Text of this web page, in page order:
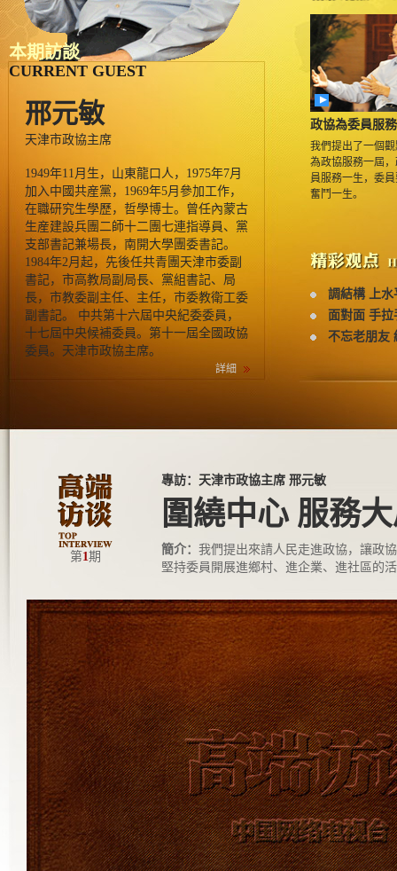
本期訪談
CURRENT GUEST
邢元敏
天津市政協主席
1949年11月生，山東龍口人，1975年7月
加入中國共産黨，1969年5月參加工作，
在職研究生學歷，哲學博士。曾任內蒙古
生産建設兵團二師十二團七連指導員、黨
支部書記兼場長，南開大學團委書記。
1984年2月起，先後任共青團天津市委副
書記，市高教局副局長、黨組書記、局
長，市教委副主任、主任，市委教衛工委
副書記。 中共第十六屆中央紀委委員，
十七屆中央候補委員。第十一屆全國政協
委員。天津市政協主席。
詳細
政協為委員服
我們提出了一個
為政協服務一屆
員服務一生，委
奮鬥一生。
調結構 上水
面對面 手
不忘老朋友
第1期
專訪：天津市政協主席 邢元敏
圍繞中心 服務
簡介： 我們提出來請人民走進政協，讓政
堅持委員開展進鄉村、進企業、進社區的